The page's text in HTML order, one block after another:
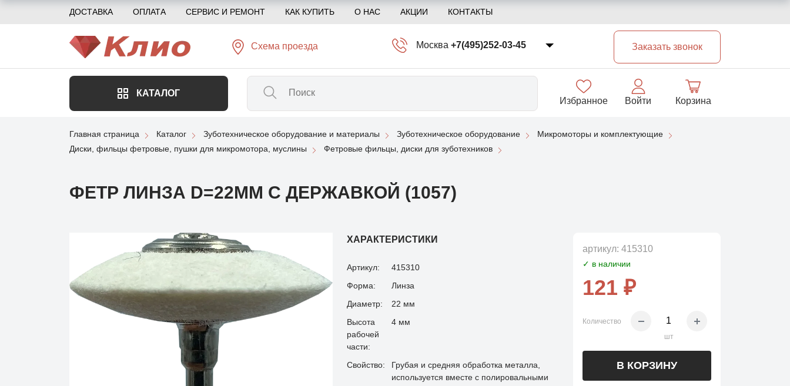
ДОСТАВКА ОПЛАТА СЕРВИС И РЕМОНТ КАК КУПИТЬ О НАС АКЦИИ КОНТАКТЫ
Схема проезда Москва +7(495)252-03-45
Кострома
Заказать звонок
КАТАЛОГ
Избранное Войти Корзина
Главная страница Каталог Зуботехническое оборудование и материалы Зуботехническое оборудование
Микромоторы и комплектующие
Диски, фильцы фетровые, пушки для микромотора, муслины
Фетровые фильцы, диски для зуботехников
ФЕТР ЛИНЗА D=22ММ С ДЕРЖАВКОЙ (1057)
ХАРАКТЕРИСТИКИ
Артикул:
415310
Форма:
Линза
Диаметр:
22 мм
Высота
рабочей
части:
4 мм
Свойство:
Грубая и средняя обработка металла,
используется вместе с полировальными
артикул: 415310
✓ в наличии
121 ₽
Количество
шт
В КОРЗИНУ